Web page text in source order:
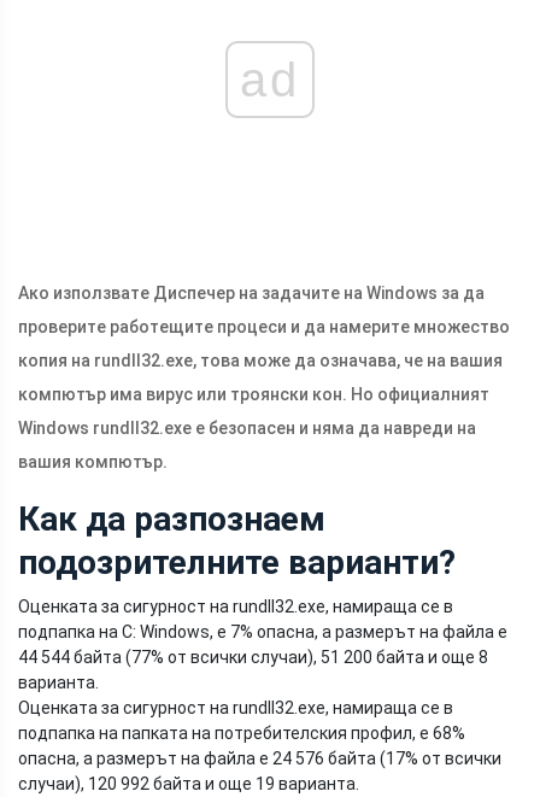
ad
Ако използвате Диспечер на задачите на Windows за да
проверите работещите процеси и да намерите множество
копия на rundll32.exe, това може да означава, че на вашия
компютър има вирус или троянски кон. Но официалният
Windows rundll32.exe е безопасен и няма да навреди на
вашия компютър.
Как да разпознаем
подозрителните варианти?
Оценката за сигурност на rundll32.exe, намираща се в
подпапка на C: Windows, е 7% опасна, а размерът на файла е
44 544 байта (77% от всички случаи), 51 200 байта и още 8
варианта.
Оценката за сигурност на rundll32.exe, намираща се в
подпапка на папката на потребителския профил, е 68%
опасна, а размерът на файла е 24 576 байта (17% от всички
случаи), 120 992 байта и още 19 варианта.